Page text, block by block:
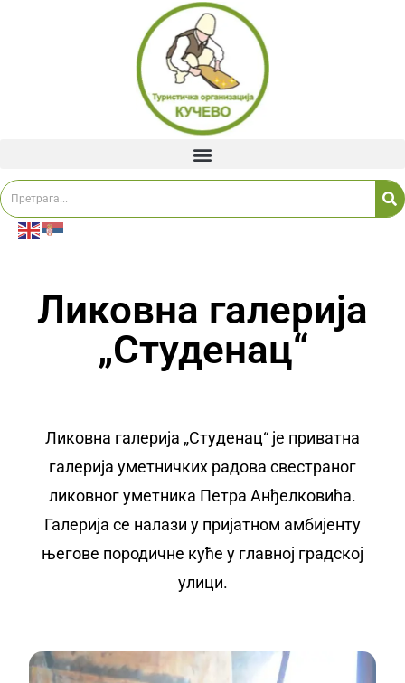
Ликовна галерија
„Студенац“
Ликовна галерија „Студенац“ је приватна
галерија уметничких радова свестраног
ликовног уметника Петра Анђелковића.
Галерија се налази у пријатном амбијенту
његове породичне куће у главној градској
улици.